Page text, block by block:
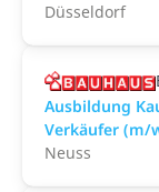
Düsseldorf
Ausbildung
Verkäufer (m/
Neuss